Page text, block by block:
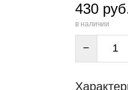
430
в наличии
−